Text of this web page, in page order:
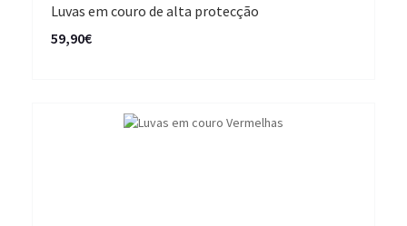
Luvas em couro de alta protecção
59,90€